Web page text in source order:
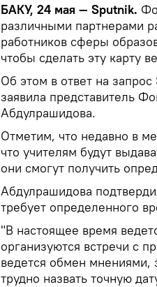
БАКУ, 24 мая — Sputnik.
различными партнерами
работников сферы
чтобы сделать эту карту
Об этом в ответ на
заявила представитель
Абдулрашидова.
Отметим, что недавно в
что учителям будут
они смогут получить
Абдулрашидова
требует определенного
"В настоящее время
организуются встречи с
ведется обмен
трудно назвать точную